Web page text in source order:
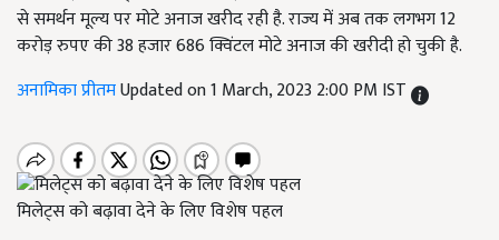
से समर्थन मूल्य पर मोटे अनाज खरीद रही है. राज्य में अब तक लगभग 12
करोड़ रुपए की 38 हजार 686 क्विंटल मोटे अनाज की खरीदी हो चुकी है.
अनामिका प्रीतमUpdated on 1 March, 2023 2:00 PM IST
मिलेट्स को बढ़ावा देने के लिए विशेष पहल